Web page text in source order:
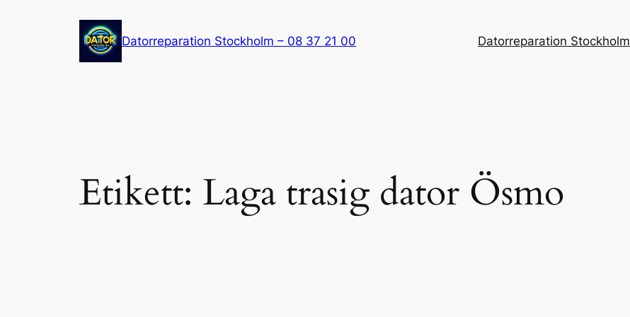
Datorreparation Stockholm – 08 37 21 00 Datorreparation Stockholm
Etikett: Laga trasig dator Ösmo